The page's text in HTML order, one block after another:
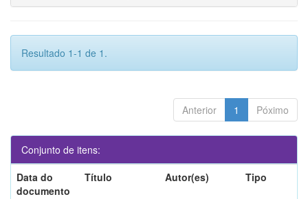
Resultado 1-1 de 1.
Anterior 1 Póximo
Conjunto de itens:
Data do
documento
Título Autor(es) Tipo